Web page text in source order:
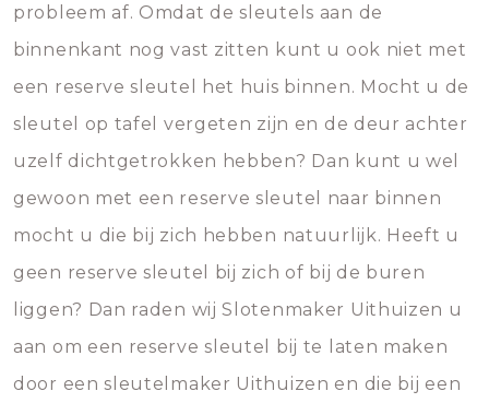
probleem af. Omdat de sleutels aan de
binnenkant nog vast zitten kunt u ook niet met
een reserve sleutel het huis binnen. Mocht u de
sleutel op tafel vergeten zijn en de deur achter
uzelf dichtgetrokken hebben? Dan kunt u wel
gewoon met een reserve sleutel naar binnen
mocht u die bij zich hebben natuurlijk. Heeft u
geen reserve sleutel bij zich of bij de buren
liggen? Dan raden wij Slotenmaker Uithuizen u
aan om een reserve sleutel bij te laten maken
door een sleutelmaker Uithuizen en die bij een